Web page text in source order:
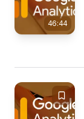
46:44